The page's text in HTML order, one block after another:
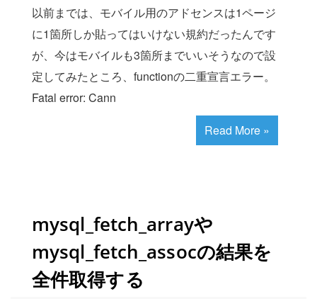
以前までは、モバイル用のアドセンスは1ページ
に1箇所しか貼ってはいけない規約だったんです
が、今はモバイルも3箇所までいいそうなので設
定してみたところ、functionの二重宣言エラー。
Fatal error: Cann
Read More »
mysql_fetch_arrayや
mysql_fetch_assocの結果を
全件取得する